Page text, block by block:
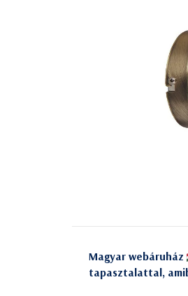
Magyar webáruház
tapasztalattal,